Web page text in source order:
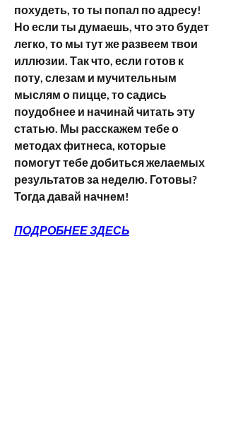
похудеть, то ты попал по адресу!
Но если ты думаешь, что это будет
легко, то мы тут же развеем твои
иллюзии. Так что, если готов к
поту, слезам и мучительным
мыслям о пицце, то садись
поудобнее и начинай читать эту
статью. Мы расскажем тебе о
методах фитнеса, которые
помогут тебе добиться желаемых
результатов за неделю. Готовы?
Тогда давай начнем!
ПОДРОБНЕЕ ЗДЕСЬ